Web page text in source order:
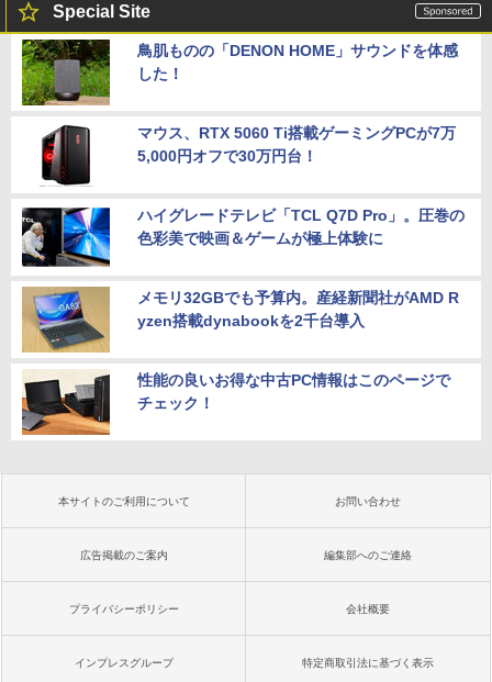
Special Site
鳥肌ものの「DENON HOME」サウンドを体感
した！
マウス、RTX 5060 Ti搭載ゲーミングPCが7万
5,000円オフで30万円台！
ハイグレードテレビ「TCL Q7D Pro」。圧巻の
色彩美で映画＆ゲームが極上体験に
メモリ32GBでも予算内。産経新聞社がAMD R
yzen搭載dynabookを2千台導入
性能の良いお得な中古PC情報はこのページで
チェック！
本サイトのご利用について お問い合わせ
広告掲載のご案内 編集部へのご連絡
プライバシーポリシー 会社概要
インプレスグループ 特定商取引法に基づく表示